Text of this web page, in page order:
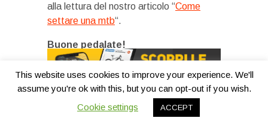
alla lettura del nostro articolo “Come
settare una mtb“.
Buone pedalate!
la consulenza.
This website uses cookies to improve your experience. We'll
assume you're ok with this, but you can opt-out if you wish.
Cookie settings
ACCEPT